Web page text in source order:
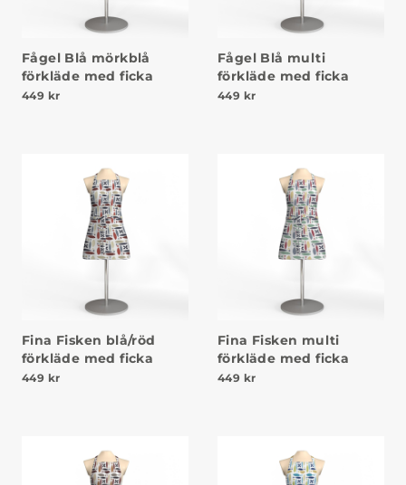
Fågel Blå mörkblå
förkläde med ficka
449 kr
Fågel Blå multi
förkläde med ficka
449 kr
Fina Fisken blå/röd
förkläde med ficka
449 kr
Fina Fisken multi
förkläde med ficka
449 kr